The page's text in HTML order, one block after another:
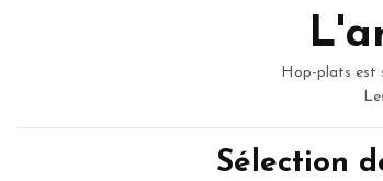
Hop-plats est
Sélection